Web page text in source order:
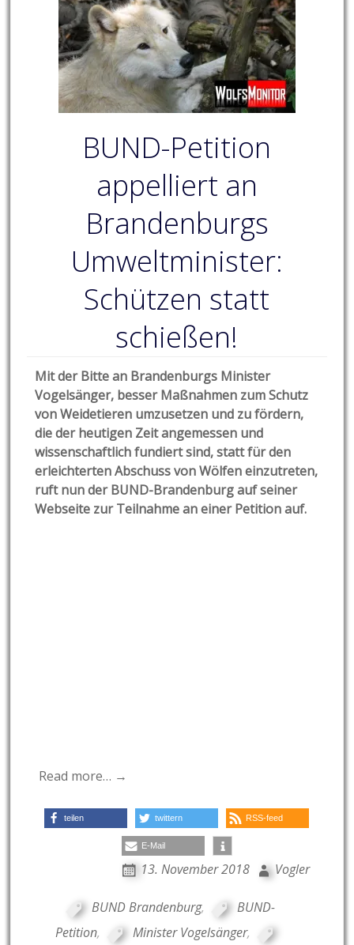
BUND-Petition
appelliert an
Brandenburgs
Umweltminister:
Schützen statt
schießen!
Mit der Bitte an Brandenburgs Minister
Vogelsänger, besser Maßnahmen zum Schutz
von Weidetieren umzusetzen und zu fördern,
die der heutigen Zeit angemessen und
wissenschaftlich fundiert sind, statt für den
erleichterten Abschuss von Wölfen einzutreten,
ruft nun der BUND-Brandenburg auf seiner
Webseite zur Teilnahme an einer Petition auf.
Read more… →
teilen twittern RSS-feed
E-Mail
13. November 2018 Vogler
BUND Brandenburg,
BUND-
Petition, Minister Vogelsänger,